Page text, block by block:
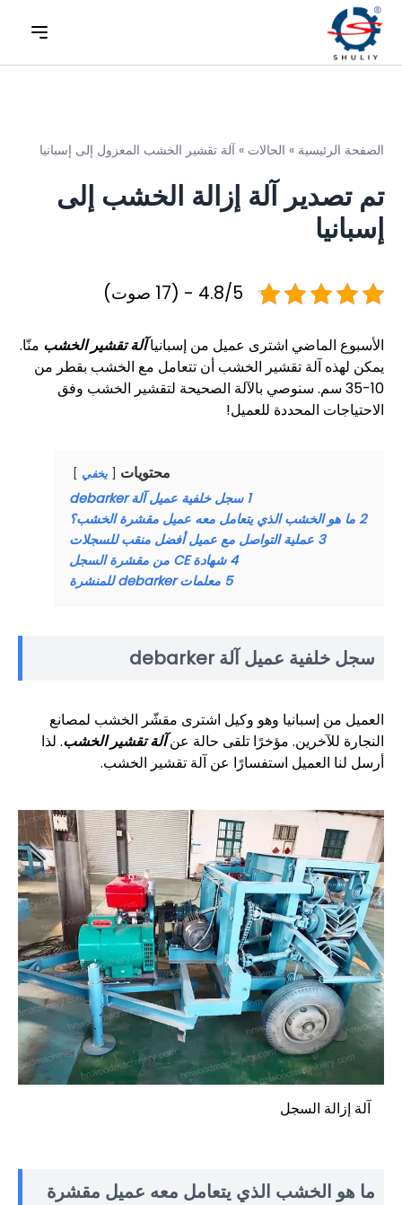
الصفحة الرئيسية » الحالات » آلة تقشير الخشب المعزول إلى إسبانيا
تم تصدير آلة إزالة الخشب إلى
إسبانيا
4.8/5 - (17 صوت)
الأسبوع الماضي اشترى عميل من إسبانياآلة تقشير الخشب منّا.
يمكن لهذه آلة تقشير الخشب أن تتعامل مع الخشب بقطر من
10-35 سم. سنوصي بالآلة الصحيحة لتقشير الخشب وفق
الاحتياجات المحددة للعميل!
محتويات يخفي
1 سجل خلفية عميل آلة debarker
2 ما هو الخشب الذي يتعامل معه عميل مقشرة الخشب؟
3 عملية التواصل مع عميل أفضل منقب للسجلات
4 شهادة CE من مقشرة السجل
5 معلمات debarker للمنشرة
سجل خلفية عميل آلة debarker
العميل من إسبانيا وهو وكيل اشترى مقشّر الخشب لمصانع
النجارة للآخرين. مؤخرًا تلقى حالة عنآلة تقشير الخشب. لذا
أرسل لنا العميل استفسارًا عن آلة تقشير الخشب.
آلة إزالة السجل
ما هو الخشب الذي يتعامل معه عميل مقشرة